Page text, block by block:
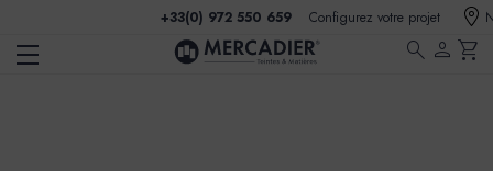
+33(0) 972 550 659 Configurez votre projet
search person shopping_cart